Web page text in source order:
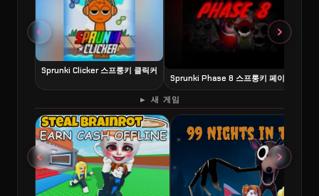
Sprunki Clicker 스프룽키 클릭커
Sprunki Phase 8 스프룽키 페이즈 8
► 새 게임